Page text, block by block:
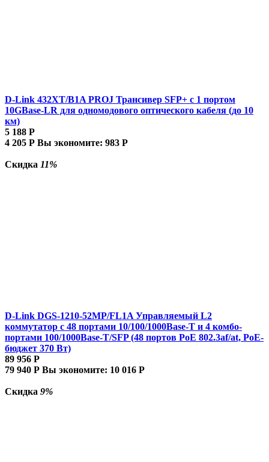
D-Link 432XT/B1A PROJ Трансивер SFP+ с 1 портом
10GBase-LR для одномодового оптического кабеля (до 10
км)
5 188 Р
4 205 Р Вы экономите: 983 Р
Скидка 11%
D-Link DGS-1210-52MP/FL1A Управляемый L2
коммутатор с 48 портами 10/100/1000Base-T и 4 комбо-
портами 100/1000Base-T/SFP (48 портов PoE 802.3af/at, PoE-
бюджет 370 Вт)
89 956 Р
79 940 Р Вы экономите: 10 016 Р
Скидка 9%